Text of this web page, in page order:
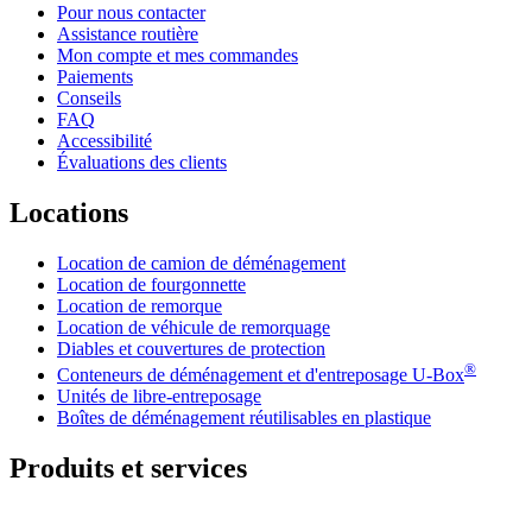
Pour nous contacter
Assistance routière
Mon compte et mes commandes
Paiements
Conseils
FAQ
Accessibilité
Évaluations des clients
Locations
Location de camion de déménagement
Location de fourgonnette
Location de remorque
Location de véhicule de remorquage
Diables et couvertures de protection
Conteneurs de déménagement et d'entreposage U-Box®
Unités de libre-entreposage
Boîtes de déménagement réutilisables en plastique
Produits et services